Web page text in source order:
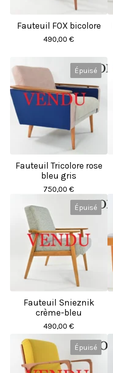
Fauteuil FOX bicolore
490,00 €
Épuisé
Fauteuil Tricolore rose
bleu gris
750,00 €
Épuisé
Fauteuil Snieznik
crème-bleu
490,00 €
Épuisé